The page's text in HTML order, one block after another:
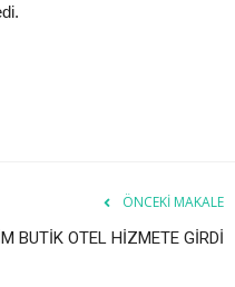
ÖNCEKI MAKALE
BUTİK OTEL HİZMETE GİRDİ